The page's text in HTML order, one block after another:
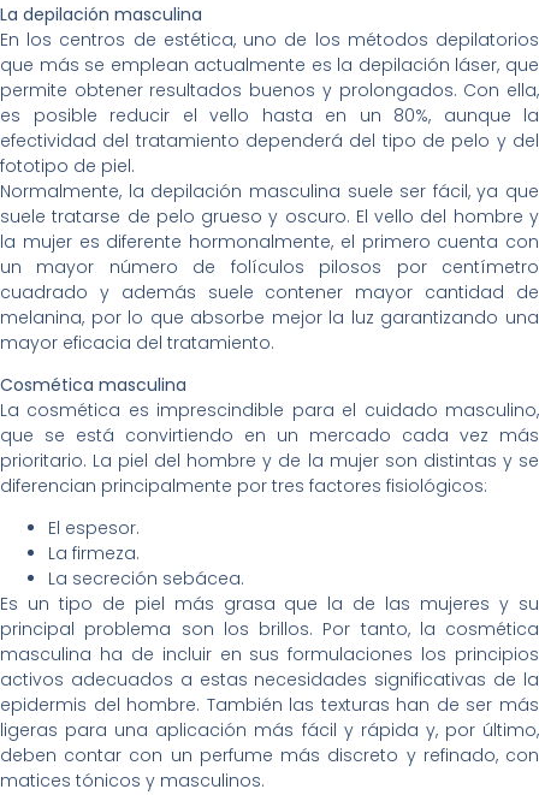
La depilación masculina
En los centros de estética, uno de los métodos depilatorios
que más se emplean actualmente es la depilación láser, que
permite obtener resultados buenos y prolongados. Con ella,
es posible reducir el vello hasta en un 80%, aunque la
efectividad del tratamiento dependerá del tipo de pelo y del
fototipo de piel.
Normalmente, la depilación masculina suele ser fácil, ya que
suele tratarse de pelo grueso y oscuro. El vello del hombre y
la mujer es diferente hormonalmente, el primero cuenta con
un mayor número de folículos pilosos por centímetro
cuadrado y además suele contener mayor cantidad de
melanina, por lo que absorbe mejor la luz garantizando una
mayor eficacia del tratamiento.
Cosmética masculina
La cosmética es imprescindible para el cuidado masculino,
que se está convirtiendo en un mercado cada vez más
prioritario. La piel del hombre y de la mujer son distintas y se
diferencian principalmente por tres factores fisiológicos:
El espesor.
La firmeza.
La secreción sebácea.
Es un tipo de piel más grasa que la de las mujeres y su
principal problema son los brillos. Por tanto, la cosmética
masculina ha de incluir en sus formulaciones los principios
activos adecuados a estas necesidades significativas de la
epidermis del hombre. También las texturas han de ser más
ligeras para una aplicación más fácil y rápida y, por último,
deben contar con un perfume más discreto y refinado, con
matices tónicos y masculinos.